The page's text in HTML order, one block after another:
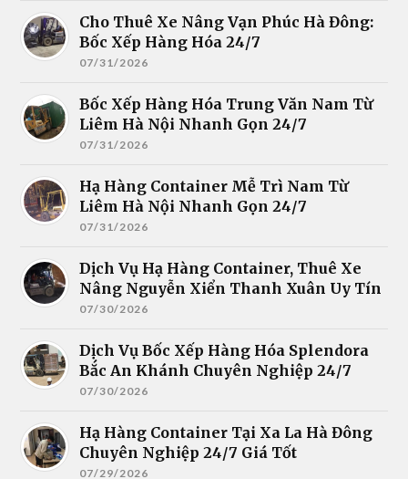
Cho Thuê Xe Nâng Vạn Phúc Hà Đông:
Bốc Xếp Hàng Hóa 24/7
07/31/2026
Bốc Xếp Hàng Hóa Trung Văn Nam Từ
Liêm Hà Nội Nhanh Gọn 24/7
07/31/2026
Hạ Hàng Container Mễ Trì Nam Từ
Liêm Hà Nội Nhanh Gọn 24/7
07/31/2026
Dịch Vụ Hạ Hàng Container, Thuê Xe
Nâng Nguyễn Xiển Thanh Xuân Uy Tín
07/30/2026
Dịch Vụ Bốc Xếp Hàng Hóa Splendora
Bắc An Khánh Chuyên Nghiệp 24/7
07/30/2026
Hạ Hàng Container Tại Xa La Hà Đông
Chuyên Nghiệp 24/7 Giá Tốt
07/29/2026